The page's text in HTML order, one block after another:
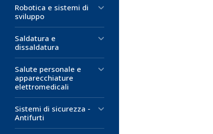
Robotica e sistemi di
sviluppo
Saldatura e
dissaldatura
Salute personale e
apparecchiature
elettromedicali
Sistemi di sicurezza -
Antifurti